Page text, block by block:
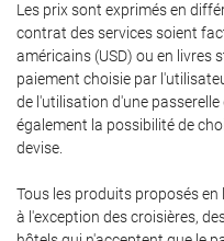
Les prix sont exprimés en
contrat des services soient
américains (USD) ou en livres
paiement choisie par
de l'utilisation d'une
également la possibilité de
devise.
Tous les produits proposés
à l'exception des croisières,